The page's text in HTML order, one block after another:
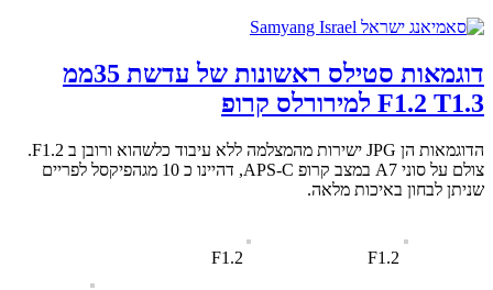
דוגמאות סטילס ראשונות של עדשת 35ממ
F1.2 T1.3 למירורלס קרופ
הדוגמאות הן JPG ישירות מהמצלמה ללא עיבוד כלשהוא ורובן ב F1.2.
צולם על סוני A7 במצב קרופ APS-C, דהיינו כ 10 מגהפיקסל לפריים
שניתן לבחון באיכות מלאה.
F1.2
F1.2